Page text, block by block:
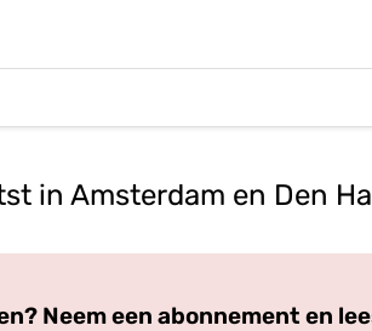
in Amsterdam en Den
Neem een abonnement en